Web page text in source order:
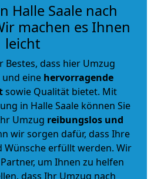
Halle Saale nach
machen es Ihnen
leicht
Bestes, dass hier Umzug
und eine hervorragende
sowie Qualität bietet. Mit
in Halle Saale können Sie
Umzug reibungslos und
wir sorgen dafür, dass Ihre
erfüllt werden. Wir
um Ihnen zu helfen
dass Ihr Umzug nach